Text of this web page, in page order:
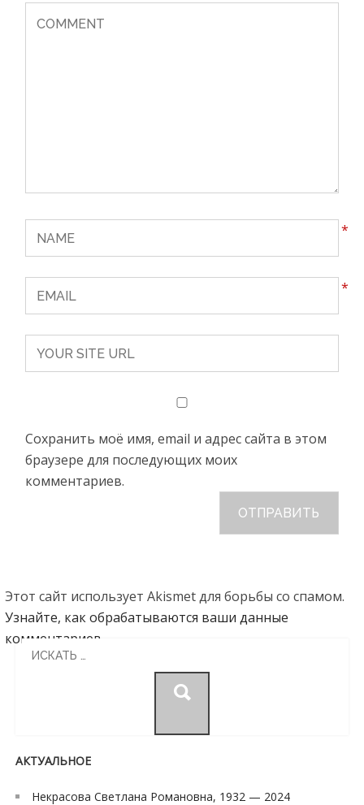
*
*
Сохранить моё имя, email и адрес сайта в этом
браузере для последующих моих
комментариев.
Этот сайт использует Akismet для борьбы со спамом.
Узнайте, как обрабатываются ваши данные
комментариев
АКТУАЛЬНОЕ
Некрасова Светлана Романовна, 1932 — 2024